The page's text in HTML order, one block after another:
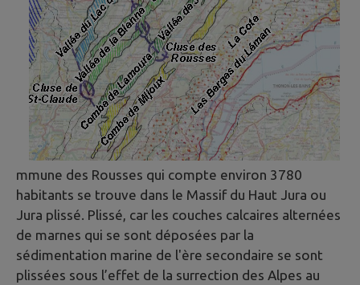
mmune des Rousses qui compte environ 3780
habitants se trouve dans le Massif du Haut Jura ou
Jura plissé. Plissé, car les couches calcaires alternées
de marnes qui se sont déposées par la
sédimentation marine de l'ère secondaire se sont
plissées sous l’effet de la surrection des Alpes au